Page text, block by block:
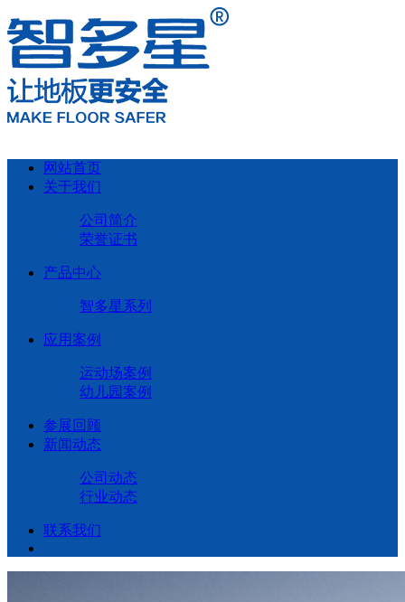
网站首页
关于我们
公司简介
荣誉证书
产品中心
智多星系列
应用案例
运动场案例
幼儿园案例
参展回顾
新闻动态
公司动态
行业动态
联系我们